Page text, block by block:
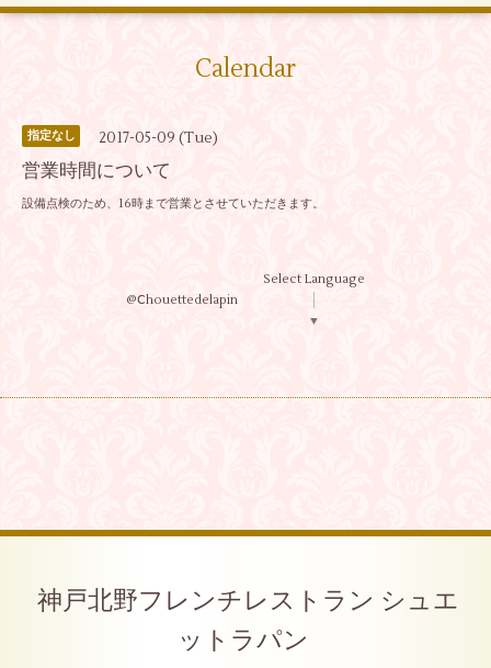
Calendar
指定なし 2017-05-09 (Tue)
営業時間について
設備点検のため、16時まで営業とさせていただきます。
@Ⅽhouettedelapin
Select Language
▼
神戸北野フレンチレストラン シュエ
ットラパン